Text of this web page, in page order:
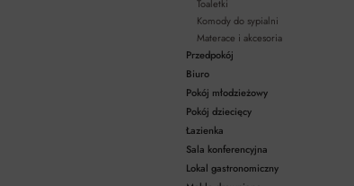
Toaletki
Komody do sypialni
Materace i akcesoria
Przedpokój
Biuro
Pokój młodzieżowy
Pokój dziecięcy
Łazienka
Sala konferencyjna
Lokal gastronomiczny